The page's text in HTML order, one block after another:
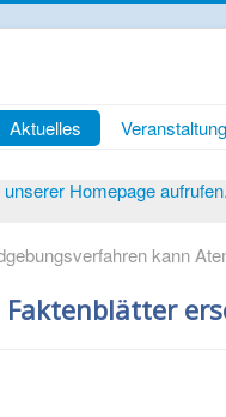
Aktuelles
Homepage
kann
Faktenblätter